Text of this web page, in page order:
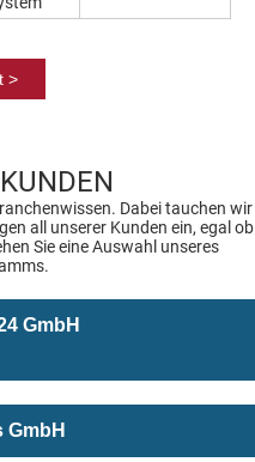
>
Dabei tauchen wir
all unserer Kunden ein, egal ob
Sie eine Auswahl unseres
GmbH
GmbH